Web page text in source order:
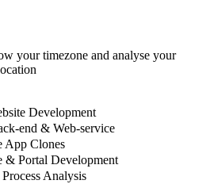
your timezone and analyse your
Development
end & Web-service
App Clones
& Portal Development
Analysis